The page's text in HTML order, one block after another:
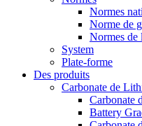
Normes
Norme de
Normes de
System
Plate-forme
Des produits
Carbonate de
Carbonate
Battery